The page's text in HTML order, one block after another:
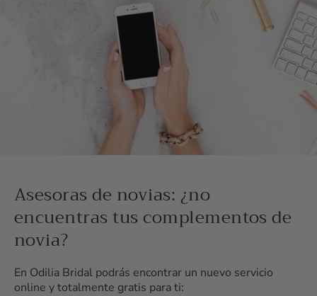
Asesoras de novias: ¿no
encuentras tus complementos de
novia?
En Odilia Bridal podrás encontrar un nuevo servicio
online y totalmente gratis para ti: